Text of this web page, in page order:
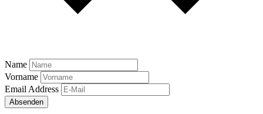
Name
Vorname
Email Address